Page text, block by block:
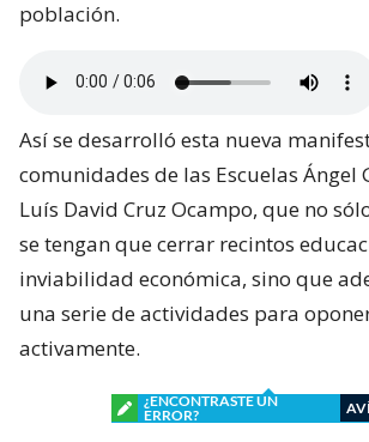
población.
Así se desarrolló esta nueva
comunidades de las Escuelas Ángel
Luís David Cruz Ocampo, que no
se tengan que cerrar recintos
inviabilidad económica, sino que
una serie de actividades para
activamente.
¿ENCONTRASTE UN
ERROR?